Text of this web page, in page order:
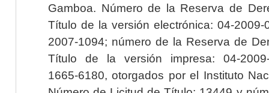
Gamboa. Número de la Reserva de
Título de la versión electrónica: 04-2009-
2007-1094; número de la Reserva de
Título de la versión impresa: 04-2009-
1665-6180, otorgados por el Instituto